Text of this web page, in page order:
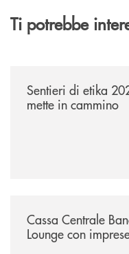
Ti potrebbe
Sentieri di etika
mette in cammino
Cassa Centrale
Lounge con